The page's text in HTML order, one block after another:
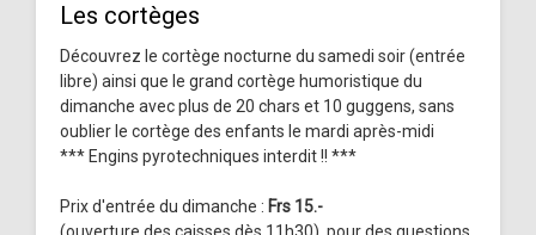
Les cortèges
Découvrez le cortège nocturne du samedi soir (entrée
libre) ainsi que le grand cortège humoristique du
dimanche avec plus de 20 chars et 10 guggens, sans
oublier le cortège des enfants le mardi après-midi
*** Engins pyrotechniques interdit !! ***
Prix d'entrée du dimanche : Frs 15.-